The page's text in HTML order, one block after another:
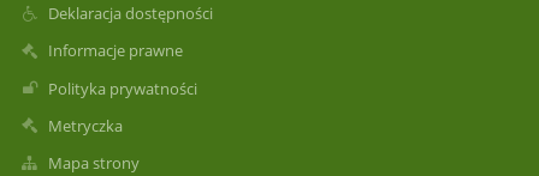
Deklaracja dostępności
Informacje prawne
Polityka prywatności
Metryczka
Mapa strony